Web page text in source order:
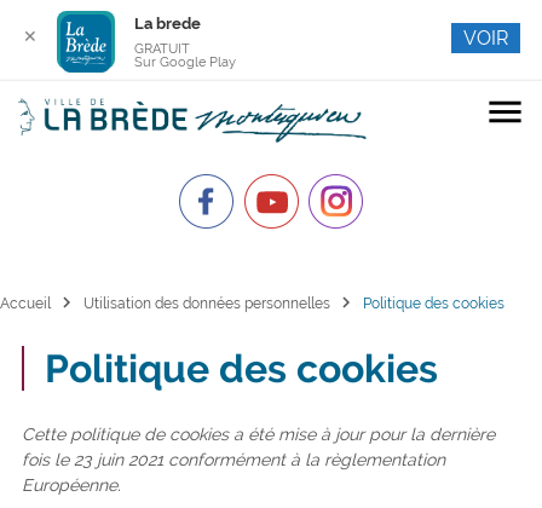
menu
Accueil chevron_right Utilisation des données personnelles chevron_right Politique des cookies
Politique des cookies
Cette politique de cookies a été mise à jour pour la dernière
fois le 23 juin 2021 conformément à la règlementation
Européenne.
✕
La brede
GRATUIT
Sur Google Play
VOIR